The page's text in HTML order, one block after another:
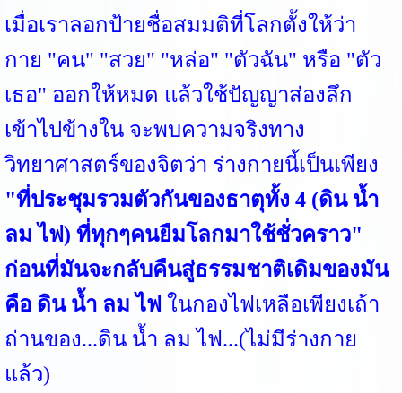
เมื่อเราลอกป้ายชื่อสมมติที่โลกตั้งให้ว่า
กาย "คน" "สวย" "หล่อ" "ตัวฉัน" หรือ "ตัว
เธอ" ออกให้หมด แล้วใช้ปัญญาส่องลึก
เข้าไปข้างใน จะพบความจริงทาง
วิทยาศาสตร์ของจิตว่า ร่างกายนี้เป็นเพียง
"ที่ประชุมรวมตัวกันของธาตุทั้ง 4 (ดิน น้ำ
ลม ไฟ) ที่ทุกๆคนยืมโลกมาใช้ชั่วคราว"
ก่อนที่มันจะกลับคืนสู่ธรรมชาติเดิมของมัน
คือ ดิน น้ำ ลม ไฟ ในกองไฟเหลือเพียงเถ้า
ถ่านของ...ดิน น้ำ ลม ไฟ...(ไม่มีร่างกาย
แล้ว)